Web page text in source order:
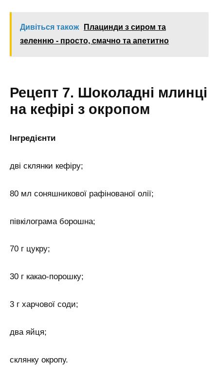
Дивіться також
Плацинди з сиром та
зеленню - просто, смачно та апетитно
Рецепт 7. Шоколадні млинці
на кефірі з окропом
Інгредієнти
дві склянки кефіру;
80 мл соняшникової рафінованої олії;
півкілограма борошна;
70 г цукру;
30 г какао-порошку;
3 г харчової соди;
два яйця;
склянку окропу.